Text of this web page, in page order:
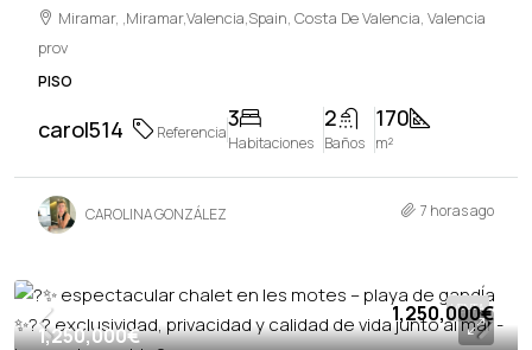
Miramar, ,Miramar,Valencia,Spain, Costa De Valencia, Valencia
prov
PISO
carol514 Referencia
3
Habitaciones
2
Baños
170
m²
CAROLINA GONZÁLEZ 7 horas ago
VENTA
1,250,000€
1,250,000€